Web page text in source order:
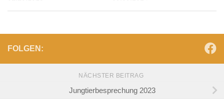
FOLGEN:
NÄCHSTER BEITRAG
Jungtierbesprechung 2023